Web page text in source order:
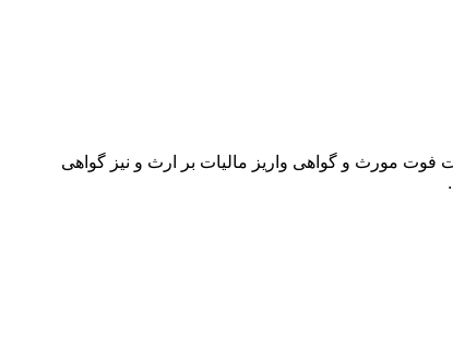
فوت مورث و گواهی واریز مالیات بر ارث و نیز گواهی